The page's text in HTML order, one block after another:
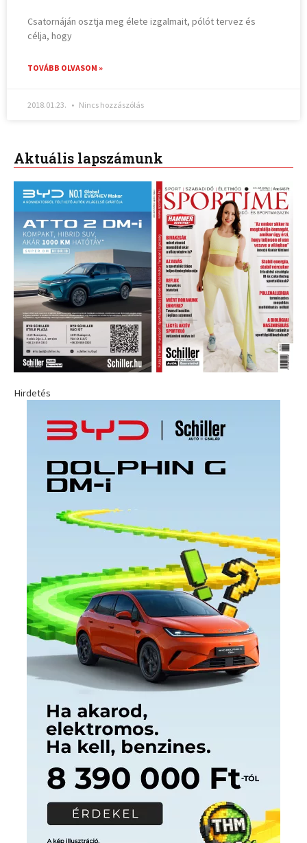
Csatornáján osztja meg élete izgalmait, pólót tervez és
célja, hogy
TOVÁBB OLVASOM »
2018.01.23. Nincs hozzászólás
Aktuális lapszámunk
Hirdetés